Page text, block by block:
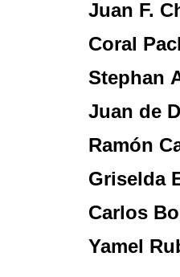
Juan F.
Coral
Stephan
Juan de
Ramón
Griselda
Carlos
Yamel